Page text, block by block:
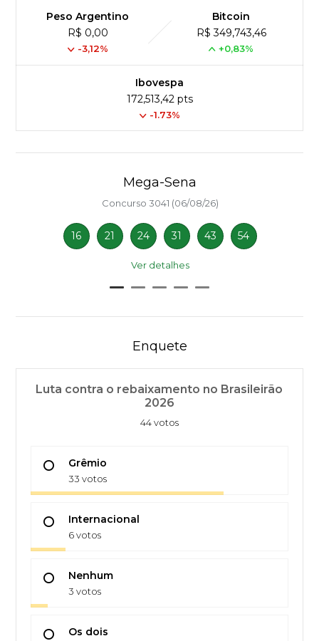
Peso Argentino
R$ 0,00
-3,12%
Bitcoin
R$ 349,743,46
+0,83%
Ibovespa
172,513,42 pts
-1.73%
Mega-Sena
Concurso 3041 (06/08/26)
16 21 24 31 43 54
Ver detalhes
Enquete
Luta contra o rebaixamento no Brasileirão
2026
44 votos
Grêmio
33 votos
Internacional
6 votos
Nenhum
3 votos
Os dois